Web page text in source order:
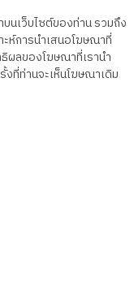
นเว็บไซต์ของท่าน รวมถึง
ห์การนำเสนอโฆษณาที่
ผลของโฆษณาที่เรานำ
ที่ท่านจะเห็นโฆษณาเดิม